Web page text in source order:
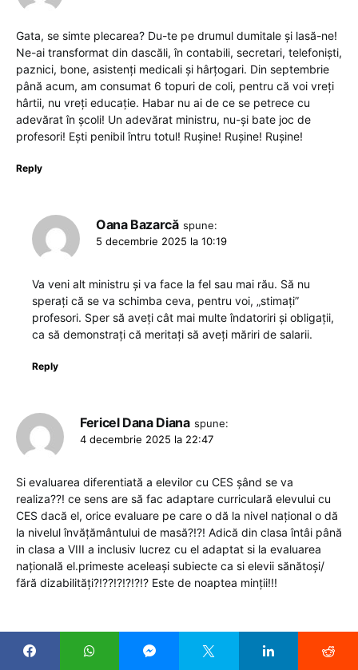
Gata, se simte plecarea? Du-te pe drumul dumitale și lasă-ne!
Ne-ai transformat din dascăli, în contabili, secretari, telefoniști,
paznici, bone, asistenți medicali și hârțogari. Din septembrie
până acum, am consumat 6 topuri de coli, pentru că voi vreți
hârtii, nu vreți educație. Habar nu ai de ce se petrece cu
adevărat în școli! Un adevărat ministru, nu-și bate joc de
profesori! Ești penibil întru totul! Rușine! Rușine! Rușine!
Reply
Oana Bazarcă spune:
5 decembrie 2025 la 10:19
Va veni alt ministru și va face la fel sau mai rău. Să nu
sperați că se va schimba ceva, pentru voi, „stimați”
profesori. Sper să aveți cât mai multe îndatoriri și obligații,
ca să demonstrați că meritați să aveți măriri de salarii.
Reply
Fericel Dana Diana spune:
4 decembrie 2025 la 22:47
Si evaluarea diferentiată a elevilor cu CES șând se va
realiza??! ce sens are să fac adaptare curriculară elevului cu
CES dacă el, orice evaluare pe care o dă la nivel național o dă
la nivelul învățământului de masă?!?! Adică din clasa întâi până
in clasa a VIII a inclusiv lucrez cu el adaptat si la evaluarea
națională el.primeste aceleași subiecte ca si elevii sănătoși/
fără dizabilități?!??!?!?!?!? Este de noaptea minții!!!
Reply